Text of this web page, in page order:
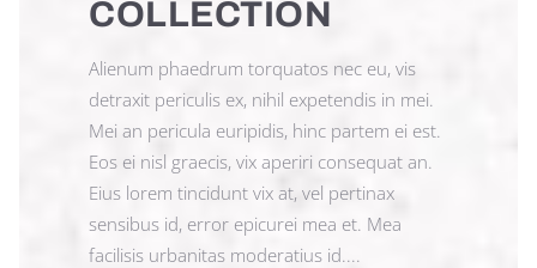
COLLECTION
Alienum phaedrum torquatos nec eu, vis
detraxit periculis ex, nihil expetendis in mei.
Mei an pericula euripidis, hinc partem ei est.
Eos ei nisl graecis, vix aperiri consequat an.
Eius lorem tincidunt vix at, vel pertinax
sensibus id, error epicurei mea et. Mea
facilisis urbanitas moderatius id....